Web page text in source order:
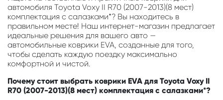
автомобиля Toyota Voxy II R70 (2007-2013)(8 мест)
комплектация с салазками*? Вы находитесь в
правильном месте! Наш интернет-магазин предлагает
идеальные решения для вашего авто —
автомобильные коврики EVA, созданные для того,
чтобы сделать каждую поездку максимально
комфортной и чистой.
Почему стоит выбрать коврики EVA для Toyota Voxy II
R70 (2007-2013)(8 мест) комплектация с салазками*?